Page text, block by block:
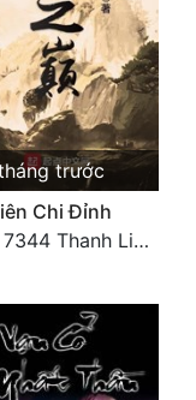
trước
Chi Đỉnh
Chương 7344 Thanh Liên đỉnh (Đại kết cục) (2) HẾT.